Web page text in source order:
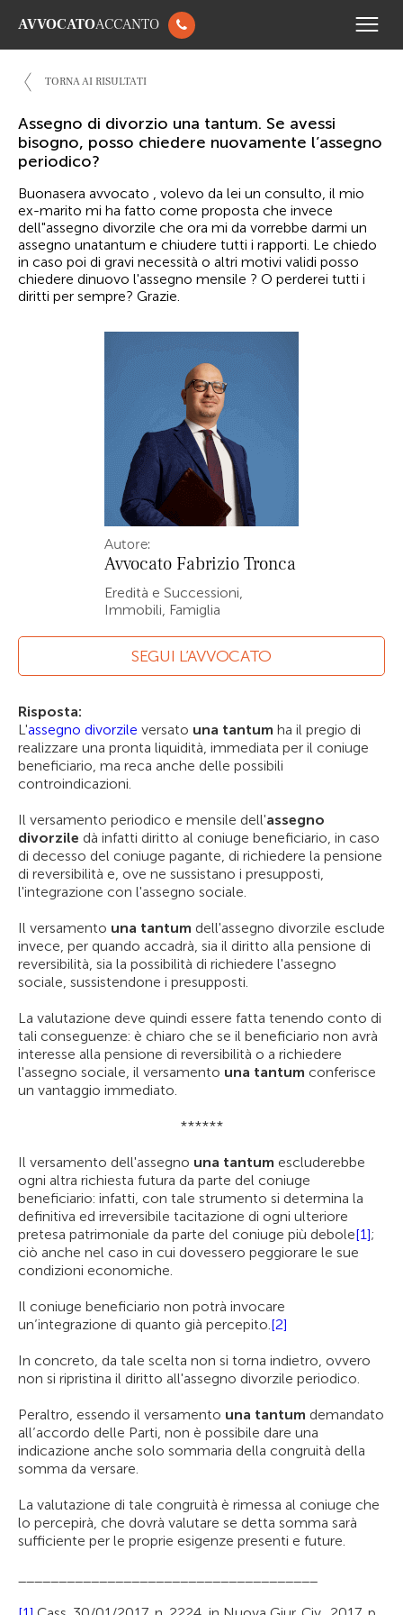
AVVOCATOACCANTO
TORNA AI RISULTATI
Assegno di divorzio una tantum. Se avessi
bisogno, posso chiedere nuovamente l’assegno
periodico?
Buonasera avvocato , volevo da lei un consulto, il mio
ex-marito mi ha fatto come proposta che invece
dell"assegno divorzile che ora mi da vorrebbe darmi un
assegno unatantum e chiudere tutti i rapporti. Le chiedo
in caso poi di gravi necessità o altri motivi validi posso
chiedere dinuovo l'assegno mensile ? O perderei tutti i
diritti per sempre? Grazie.
Autore:
Avvocato Fabrizio Tronca
Eredità e Successioni,
Immobili, Famiglia
SEGUI L’AVVOCATO
Risposta:
L'assegno divorzile versato una tantum ha il pregio di
realizzare una pronta liquidità, immediata per il coniuge
beneficiario, ma reca anche delle possibili
controindicazioni.
Il versamento periodico e mensile dell'assegno
divorzile dà infatti diritto al coniuge beneficiario, in caso
di decesso del coniuge pagante, di richiedere la pensione
di reversibilità e, ove ne sussistano i presupposti,
l'integrazione con l'assegno sociale.
Il versamento una tantum dell'assegno divorzile esclude
invece, per quando accadrà, sia il diritto alla pensione di
reversibilità, sia la possibilità di richiedere l'assegno
sociale, sussistendone i presupposti.
La valutazione deve quindi essere fatta tenendo conto di
tali conseguenze: è chiaro che se il beneficiario non avrà
interesse alla pensione di reversibilità o a richiedere
l'assegno sociale, il versamento una tantum conferisce
un vantaggio immediato.
******
Il versamento dell'assegno una tantum escluderebbe
ogni altra richiesta futura da parte del coniuge
beneficiario: infatti, con tale strumento si determina la
definitiva ed irreversibile tacitazione di ogni ulteriore
pretesa patrimoniale da parte del coniuge più debole[1];
ciò anche nel caso in cui dovessero peggiorare le sue
condizioni economiche.
Il coniuge beneficiario non potrà invocare
un’integrazione di quanto già percepito.[2]
In concreto, da tale scelta non si torna indietro, ovvero
non si ripristina il diritto all'assegno divorzile periodico.
Peraltro, essendo il versamento una tantum demandato
all’accordo delle Parti, non è possibile dare una
indicazione anche solo sommaria della congruità della
somma da versare.
La valutazione di tale congruità è rimessa al coniuge che
lo percepirà, che dovrà valutare se detta somma sarà
sufficiente per le proprie esigenze presenti e future.